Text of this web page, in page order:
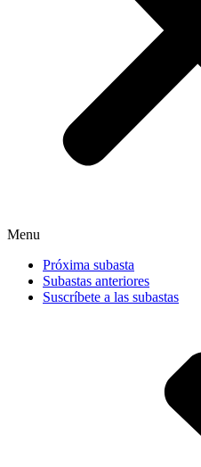
Menu
Próxima subasta
Subastas anteriores
Suscríbete a las subastas